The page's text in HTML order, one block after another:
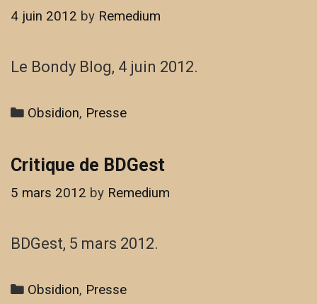
4 juin 2012 by Remedium
Le Bondy Blog, 4 juin 2012.
Categories
Obsidion, Presse
Critique de BDGest
5 mars 2012 by Remedium
BDGest, 5 mars 2012.
Categories
Obsidion, Presse